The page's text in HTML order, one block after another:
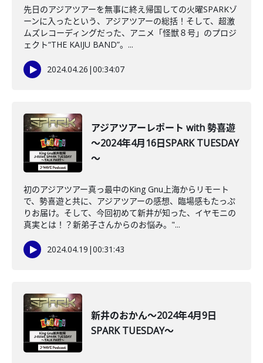
先日のアジアツアーを無事に終え帰国しての火曜SPARKゾ
ーンに入ったという、アジアツアーの総括！そして、超激
ムズレコーディングだった、アニメ「怪獣８号」のプロジ
ェクト“THE KAIJU BAND”。...
2024.04.26 |00:34:07
アジアツアーレポート with 勢喜遊
～2024年4月16日SPARK TUESDAY
～
初のアジアツアー真っ最中のKing Gnu上海からリモート
で、勢喜遊と共に、アジアツアーの感想、臨場感もたっぷ
りお届け。そして、今回初めて新井が知った、イヤモニの
真実とは！？新弟子さんからのお悩み。"...
2024.04.19 |00:31:43
新井のおかん～2024年4月9日
SPARK TUESDAY～